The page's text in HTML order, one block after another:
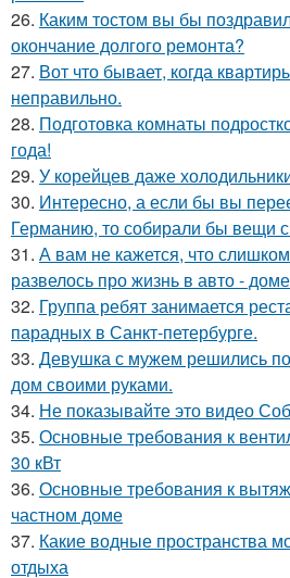
26. Каким тостом вы бы
окончание долгого ремонта?
27. Вот что бывает, когда
неправильно.
28. Подготовка комнаты
года!
29. У корейцев даже
30. Интересно, а если бы вы
Германию, то собирали бы вещи
31. А вам не кажется, что
развелось про жизнь в авто -
32. Группа ребят занимается
парадных в Санкт-петербурге.
33. Девушка с мужем решились
дом своими руками.
34. Не показывайте это видео
35. Основные требования к
30 кВт
36. Основные требования к
частном доме
37. Какие водные пространства
отдыха